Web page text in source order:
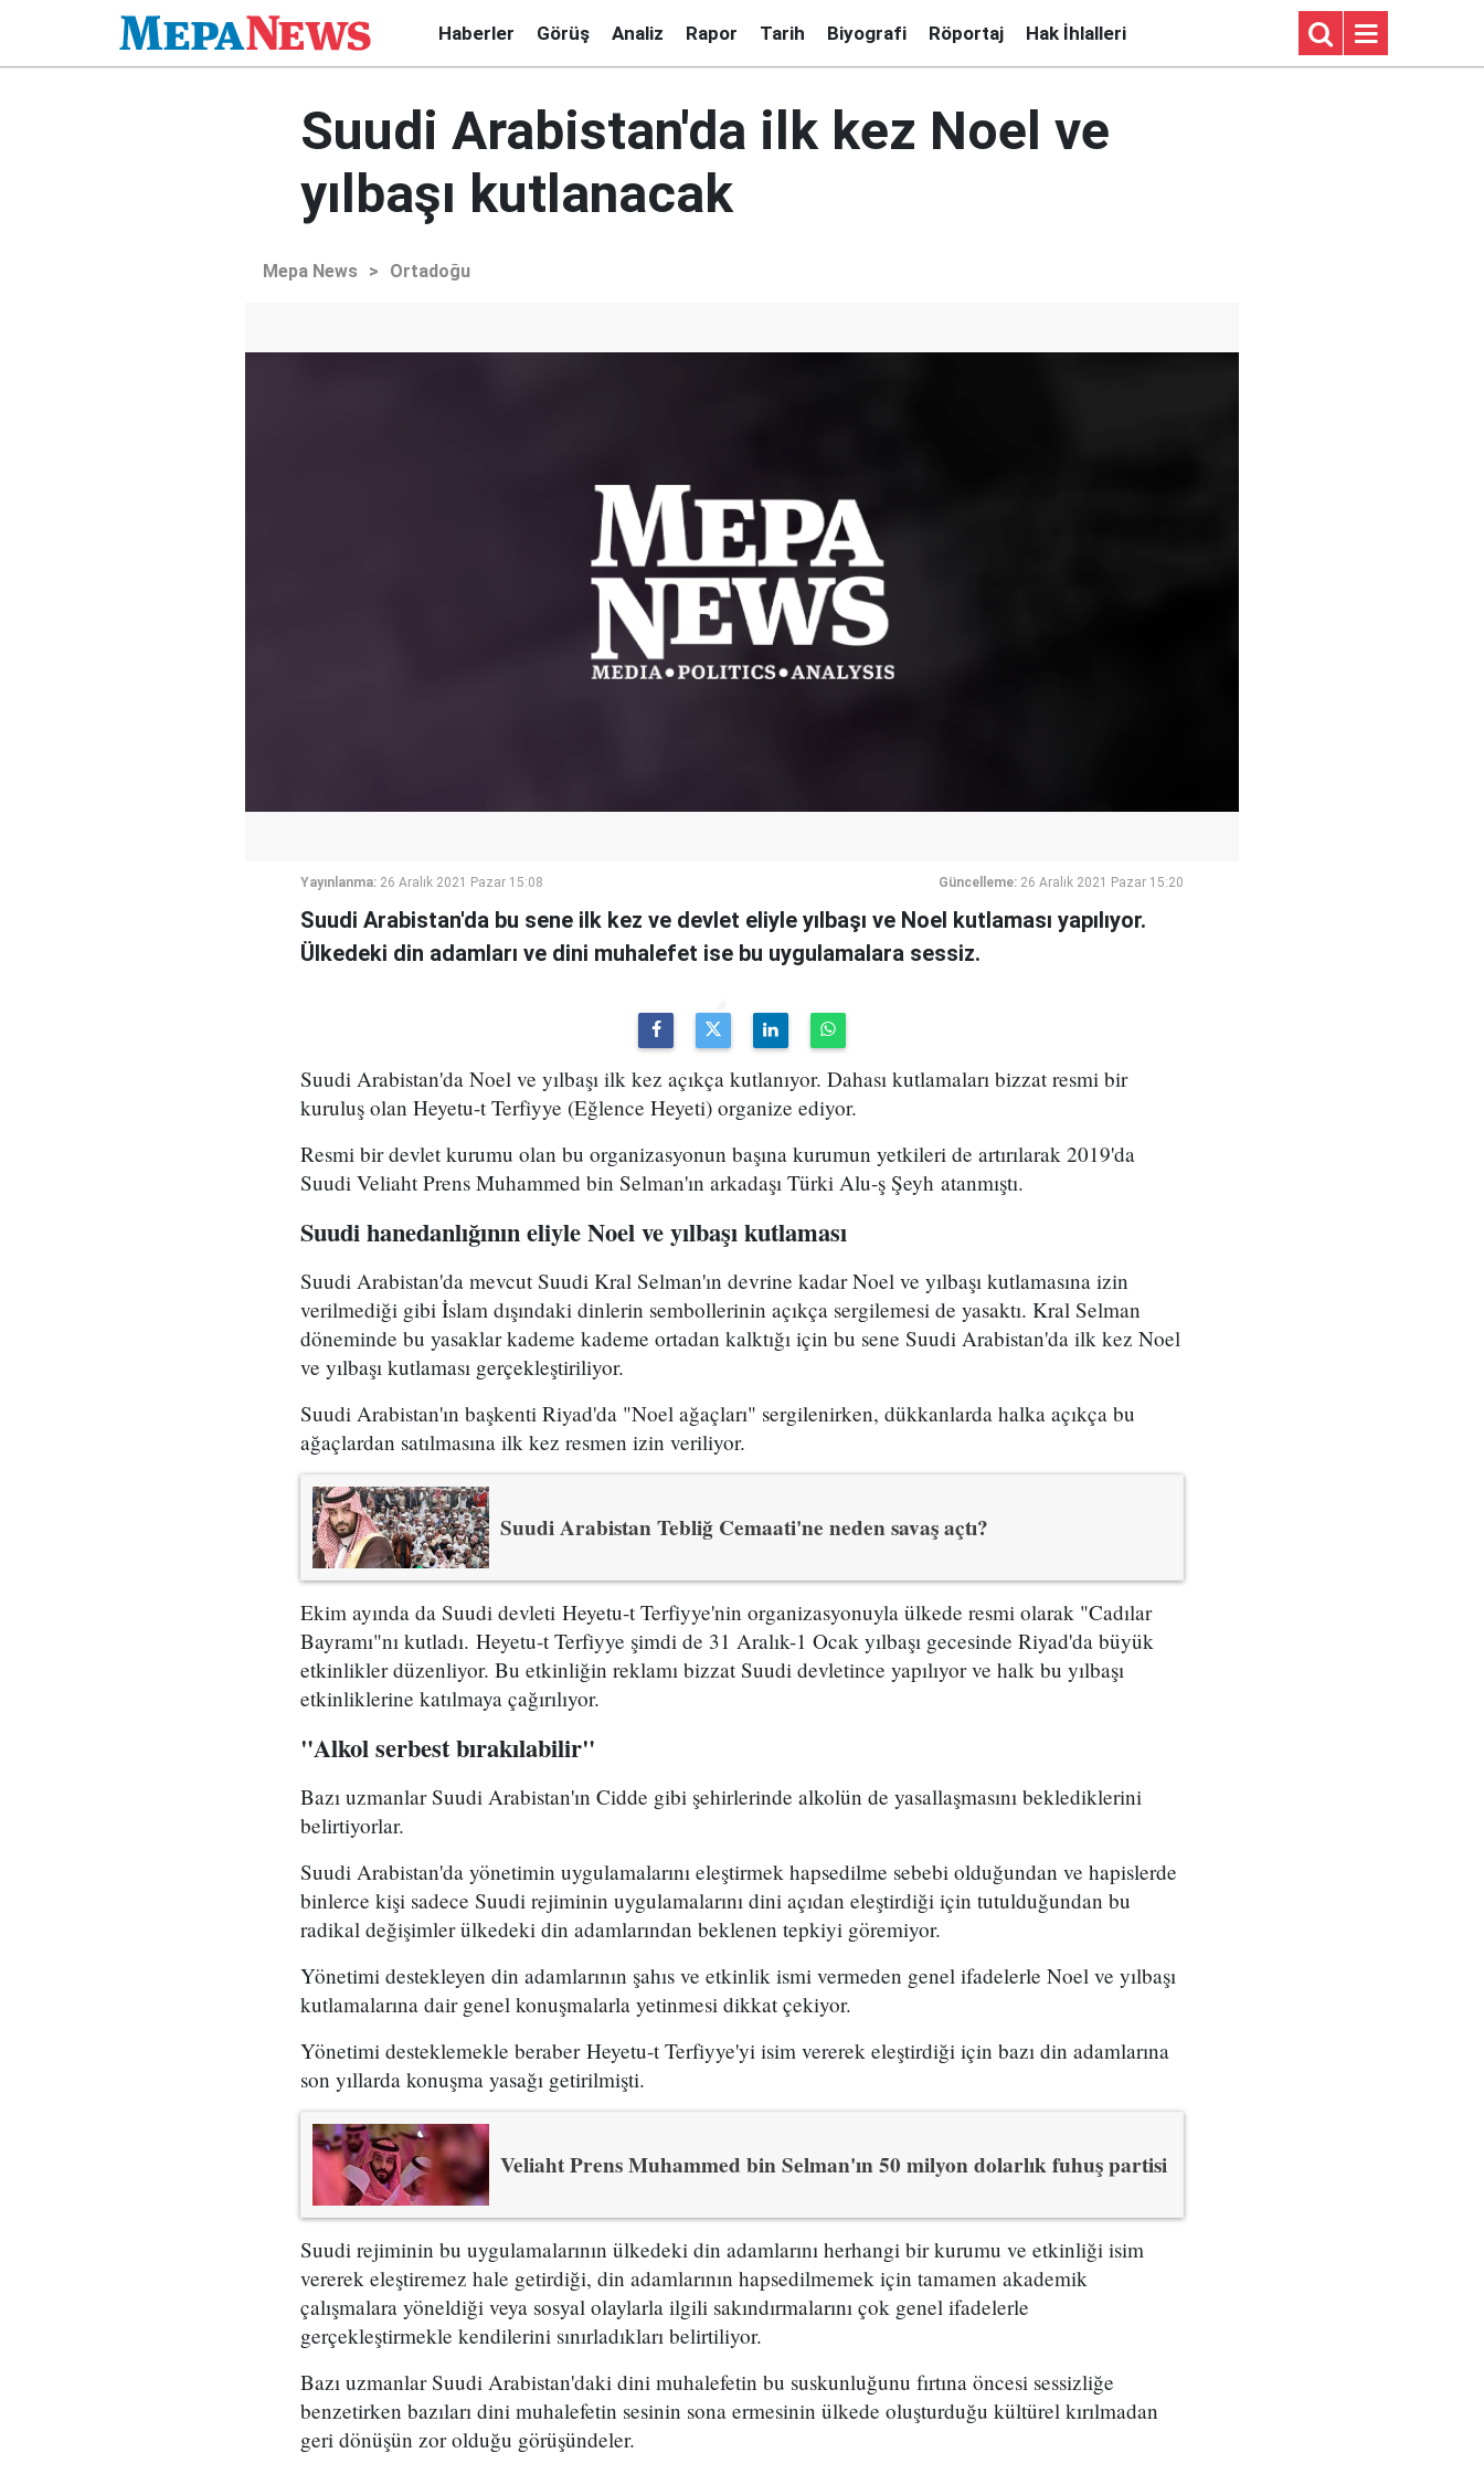
Haberler Görüş Analiz Rapor Tarih Biyografi Röportaj Hak İhlalleri
Suudi Arabistan'da ilk kez Noel ve
yılbaşı kutlanacak
Mepa News > Ortadoğu
Yayınlanma: 26 Aralık 2021 Pazar 15:08 Güncelleme: 26 Aralık 2021 Pazar 15:20
Suudi Arabistan'da bu sene ilk kez ve devlet eliyle yılbaşı ve Noel kutlaması yapılıyor.
Ülkedeki din adamları ve dini muhalefet ise bu uygulamalara sessiz.
Suudi Arabistan'da Noel ve yılbaşı ilk kez açıkça kutlanıyor. Dahası kutlamaları bizzat resmi bir
kuruluş olan Heyetu-t Terfiyye (Eğlence Heyeti) organize ediyor.
Resmi bir devlet kurumu olan bu organizasyonun başına kurumun yetkileri de artırılarak 2019'da
Suudi Veliaht Prens Muhammed bin Selman'ın arkadaşı Türki Alu-ş Şeyh atanmıştı.
Suudi hanedanlığının eliyle Noel ve yılbaşı kutlaması
Suudi Arabistan'da mevcut Suudi Kral Selman'ın devrine kadar Noel ve yılbaşı kutlamasına izin
verilmediği gibi İslam dışındaki dinlerin sembollerinin açıkça sergilemesi de yasaktı. Kral Selman
döneminde bu yasaklar kademe kademe ortadan kalktığı için bu sene Suudi Arabistan'da ilk kez Noel
ve yılbaşı kutlaması gerçekleştiriliyor.
Suudi Arabistan'ın başkenti Riyad'da "Noel ağaçları" sergilenirken, dükkanlarda halka açıkça bu
ağaçlardan satılmasına ilk kez resmen izin veriliyor.
Suudi Arabistan Tebliğ Cemaati'ne neden savaş açtı?
Ekim ayında da Suudi devleti Heyetu-t Terfiyye'nin organizasyonuyla ülkede resmi olarak "Cadılar
Bayramı"nı kutladı. Heyetu-t Terfiyye şimdi de 31 Aralık-1 Ocak yılbaşı gecesinde Riyad'da büyük
etkinlikler düzenliyor. Bu etkinliğin reklamı bizzat Suudi devletince yapılıyor ve halk bu yılbaşı
etkinliklerine katılmaya çağırılıyor.
"Alkol serbest bırakılabilir"
Bazı uzmanlar Suudi Arabistan'ın Cidde gibi şehirlerinde alkolün de yasallaşmasını beklediklerini
belirtiyorlar.
Suudi Arabistan'da yönetimin uygulamalarını eleştirmek hapsedilme sebebi olduğundan ve hapislerde
binlerce kişi sadece Suudi rejiminin uygulamalarını dini açıdan eleştirdiği için tutulduğundan bu
radikal değişimler ülkedeki din adamlarından beklenen tepkiyi göremiyor.
Yönetimi destekleyen din adamlarının şahıs ve etkinlik ismi vermeden genel ifadelerle Noel ve yılbaşı
kutlamalarına dair genel konuşmalarla yetinmesi dikkat çekiyor.
Yönetimi desteklemekle beraber Heyetu-t Terfiyye'yi isim vererek eleştirdiği için bazı din adamlarına
son yıllarda konuşma yasağı getirilmişti.
Veliaht Prens Muhammed bin Selman'ın 50 milyon dolarlık fuhuş partisi
Suudi rejiminin bu uygulamalarının ülkedeki din adamlarını herhangi bir kurumu ve etkinliği isim
vererek eleştiremez hale getirdiği, din adamlarının hapsedilmemek için tamamen akademik
çalışmalara yöneldiği veya sosyal olaylarla ilgili sakındırmalarını çok genel ifadelerle
gerçekleştirmekle kendilerini sınırladıkları belirtiliyor.
Bazı uzmanlar Suudi Arabistan'daki dini muhalefetin bu suskunluğunu fırtına öncesi sessizliğe
benzetirken bazıları dini muhalefetin sesinin sona ermesinin ülkede oluşturduğu kültürel kırılmadan
geri dönüşün zor olduğu görüşündeler.